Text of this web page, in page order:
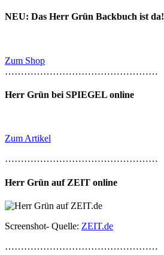
NEU: Das Herr Grün Backbuch ist da!
Zum Shop
…………………………………………
Herr Grün bei SPIEGEL online
Zum Artikel
…………………………………………
Herr Grün auf ZEIT online
Screenshot- Quelle: ZEIT.de
…………………………………………